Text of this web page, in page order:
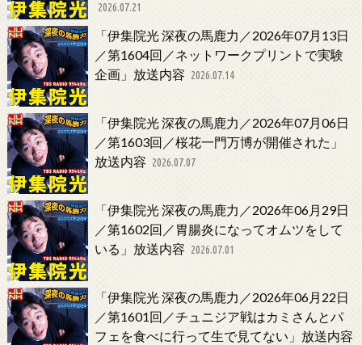
2026.07.21
「伊集院光 深夜の馬鹿力／2026年07月13日
／第1604回／ネットワークプリントで実験
企画」放送内容 2026.07.14
「伊集院光 深夜の馬鹿力／2026年07月06日
／第1603回／桜花一門万博が開催された」
放送内容 2026.07.07
「伊集院光 深夜の馬鹿力／2026年06月29日
／第1602回／胃腸炎になってオムツをして
いる」放送内容 2026.07.01
「伊集院光 深夜の馬鹿力／2026年06月22日
／第1601回／チュニジア戦はカミさんとパ
フェを食べに行って生で見てない」放送内容